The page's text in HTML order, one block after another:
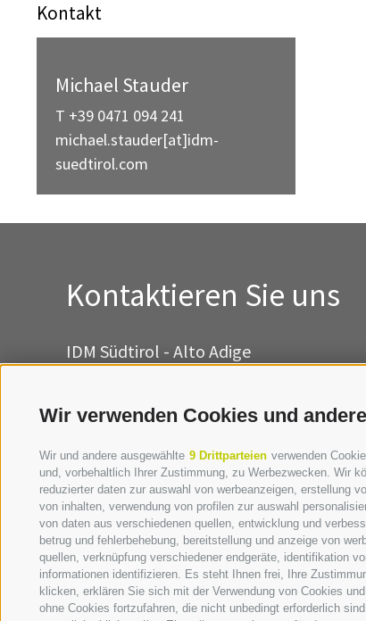
Wir verwenden Cookies und
Wir und andere ausgewählte 9 Drittparteien verwenden
und, vorbehaltlich Ihrer Zustimmung, zu Werbezwecken. Wir
reduzierter daten zur auswahl von werbeanzeigen, erstellung
von inhalten, verwendung von profilen zur auswahl
von daten aus verschiedenen quellen, entwicklung und
betrug und fehlerbehebung, bereitstellung und anzeige von
quellen, verknüpfung verschiedener endgeräte, identifikation
informationen identifizieren. Es steht Ihnen frei, Ihre
klicken, erklären Sie sich mit der Verwendung von Cookies
ohne Cookies fortzufahren, die nicht unbedingt erforderlich
Kontakt
Michael Stauder
T +39 0471 094 241
michael.stauder[at]idm-
suedtirol.com
Kontaktieren Sie uns
IDM Südtirol - Alto Adige
info[at]idm-suedtirol.com
idm[at]pec.idm-suedtirol.com
SCHREIBEN SIE UNS!
HIER FINDEN SIE UNS